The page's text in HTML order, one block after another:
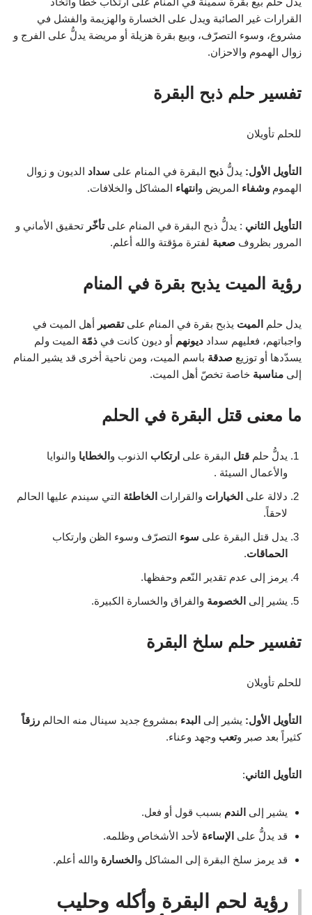
القرارات غير الصائبة ويدل على الخسارة والهزيمة والفشل في
مشروع، وسوء التصرّف، وبيع بقرة هزيلة أو مريضة يدلُّ على الفرج و
زوال الهموم والاحزان.
تفسير حلم ذبح البقرة
للحلم تأويلان
التأويل الأول: يدلُّ ذبح البقرة في المنام على سداد الديون و زوال
الهموم وشفاء المريض و انتهاء المشاكل والخلافات.
التأويل الثاني : يدلُّ ذبح البقرة في المنام علىتأخّر تحقيق الأماني و
المرور بظروف صعبة لفترة مؤقتة والله أعلم.
رؤية الميت يذبح بقرة في المنام
يدل حلم الميت يذبح بقرة في المنام علىتقصير أهل الميت في
واجباتهم، فعليهم سداد ديونهم أو ديون كانت في ذمّة الميت ولم
يسدّدها أو توزيع صدقة باسم الميت، ومن ناحية أخرى قد يشير المنام
إلى مناسبة خاصة تخصّ أهل الميت.
ما معنى قتل البقرة في الحلم
يدلُّ حلم قتل البقرة على ارتكاب الذنوب و الخطايا والنوايا
والأعمال السيئة .
دلالة على الخيارات والقرارات الخاطئة التي سيندم عليها الحالم
لاحقاً.
يدل قتل البقرة على سوء التصرّف وسوء الظن وارتكاب
الحماقات.
يرمز إلى عدم تقدير النّعم وحفظها.
يشير إلى الخصومة والفراق والخسارة الكبيرة.
تفسير حلم سلخ البقرة
للحلم تأويلان
التأويل الأول: يشير إلى البدء بمشروع جديد سينال منه الحالم رزقاً
كثيراً بعد صبر وتعب وجهد وعناء.
التأويل الثاني:
يشير إلى الندم بسبب قول أو فعل.
قد يدلُّ على الإساءة لأحد الأشخاص وظلمه.
قد يرمز سلخ البقرة إلى المشاكل و الخسارة والله أعلم.
رؤية لحم البقرة وأكله وحليب